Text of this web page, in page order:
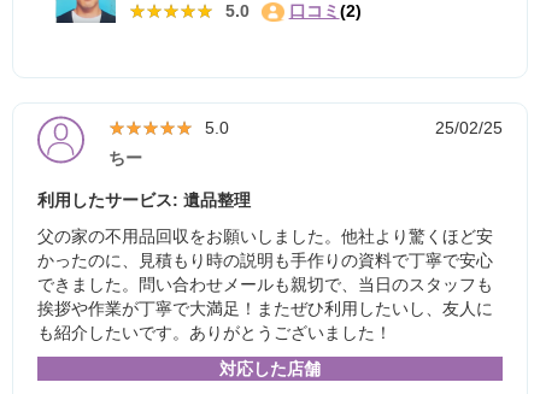
★★★★★
★★★★★ 5.0 口コミ (2)
★★★★★
★★★★★ 5.0
25/02/25
ちー
利用したサービス: 遺品整理
父の家の不用品回収をお願いしました。他社より驚くほど安
かったのに、見積もり時の説明も手作りの資料で丁寧で安心
できました。問い合わせメールも親切で、当日のスタッフも
挨拶や作業が丁寧で大満足！またぜひ利用したいし、友人に
も紹介したいです。ありがとうございました！
対応した店舗